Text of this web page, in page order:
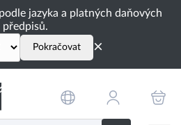
jazyka a platných daňových
předpisů.
Pokračovat ×